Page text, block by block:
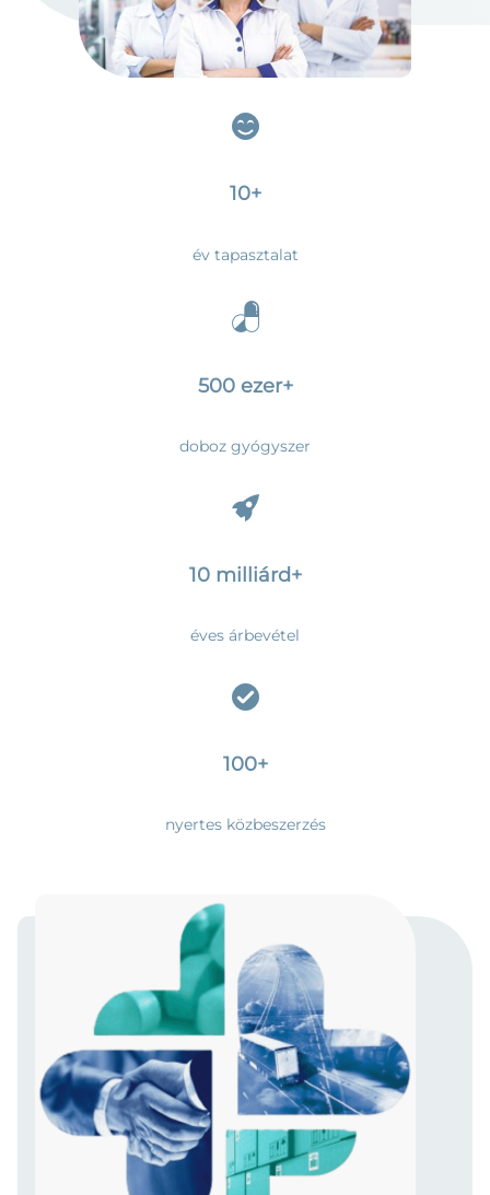
10+
év tapasztalat
500 ezer+
doboz gyógyszer
10 milliárd+
éves árbevétel
100+
nyertes közbeszerzés